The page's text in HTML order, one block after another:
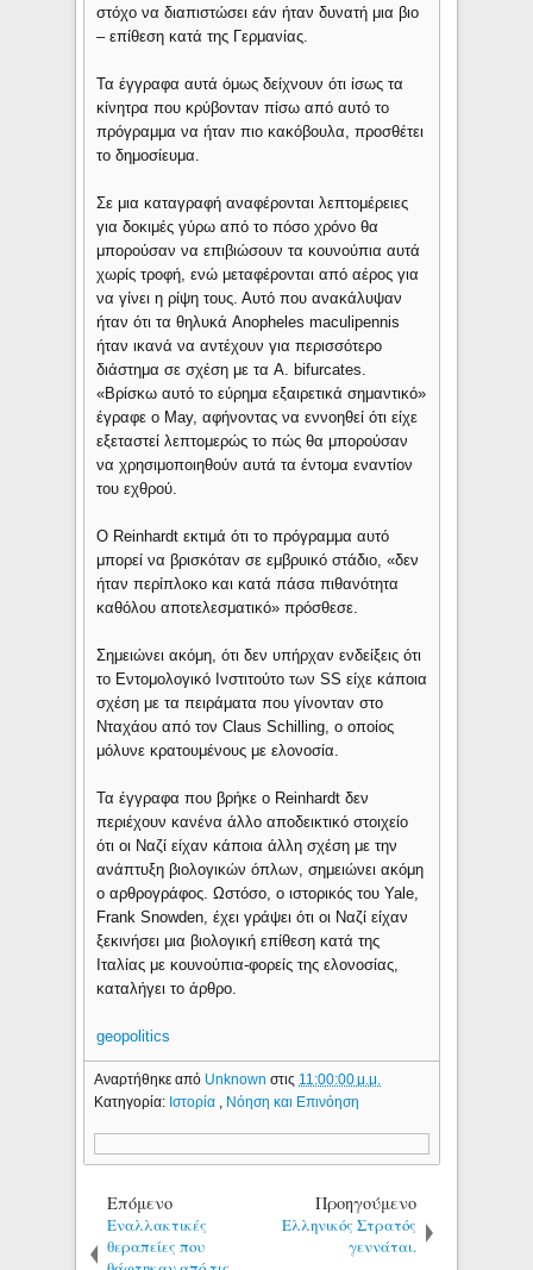
στόχο να διαπιστώσει εάν ήταν δυνατή μια βιο
– επίθεση κατά της Γερμανίας.
Τα έγγραφα αυτά όμως δείχνουν ότι ίσως τα
κίνητρα που κρύβονταν πίσω από αυτό το
πρόγραμμα να ήταν πιο κακόβουλα, προσθέτει
το δημοσίευμα.
Σε μια καταγραφή αναφέρονται λεπτομέρειες
για δοκιμές γύρω από το πόσο χρόνο θα
μπορούσαν να επιβιώσουν τα κουνούπια αυτά
χωρίς τροφή, ενώ μεταφέρονται από αέρος για
να γίνει η ρίψη τους. Αυτό που ανακάλυψαν
ήταν ότι τα θηλυκά Anopheles maculipennis
ήταν ικανά να αντέχουν για περισσότερο
διάστημα σε σχέση με τα A. bifurcates.
«Βρίσκω αυτό το εύρημα εξαιρετικά σημαντικό»
έγραφε ο May, αφήνοντας να εννοηθεί ότι είχε
εξεταστεί λεπτομερώς το πώς θα μπορούσαν
να χρησιμοποιηθούν αυτά τα έντομα εναντίον
του εχθρού.
Ο Reinhardt εκτιμά ότι το πρόγραμμα αυτό
μπορεί να βρισκόταν σε εμβρυικό στάδιο, «δεν
ήταν περίπλοκο και κατά πάσα πιθανότητα
καθόλου αποτελεσματικό» πρόσθεσε.
Σημειώνει ακόμη, ότι δεν υπήρχαν ενδείξεις ότι
το Εντομολογικό Ινστιτούτο των SS είχε κάποια
σχέση με τα πειράματα που γίνονταν στο
Νταχάου από τον Claus Schilling, ο οποίος
μόλυνε κρατουμένους με ελονοσία.
Τα έγγραφα που βρήκε ο Reinhardt δεν
περιέχουν κανένα άλλο αποδεικτικό στοιχείο
ότι οι Ναζί είχαν κάποια άλλη σχέση με την
ανάπτυξη βιολογικών όπλων, σημειώνει ακόμη
ο αρθρογράφος. Ωστόσο, ο ιστορικός του Yale,
Frank Snowden, έχει γράψει ότι οι Ναζί είχαν
ξεκινήσει μια βιολογική επίθεση κατά της
Ιταλίας με κουνούπια-φορείς της ελονοσίας,
καταλήγει το άρθρο.
geopolitics
Αναρτήθηκε από Unknownστις 11:00:00 μ.μ.
Κατηγορία: Ιστορία , Νόηση και Επινόηση
Επόμενο
Eναλλακτικές
θεραπείες που
Προηγούμενο
Ελληνικός Στρατός
γεννάται.